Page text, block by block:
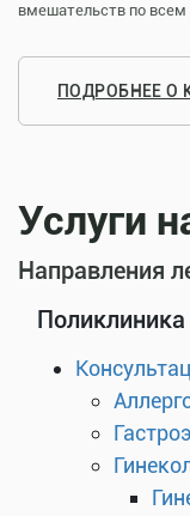
вмешательств по всем
ПОДРОБНЕЕ О
Услуги
Направления
Поликлиника